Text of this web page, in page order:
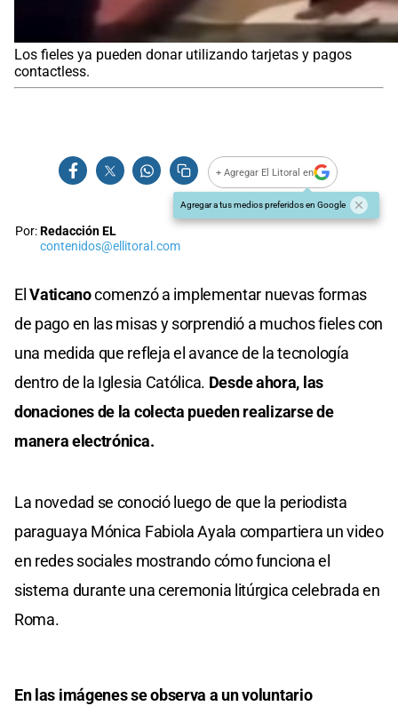
Los fieles ya pueden donar utilizando tarjetas y pagos
contactless.
+ Agregar El Litoral en
Agregar a tus medios preferidos en Google
Por:Redacción EL
contenidos@ellitoral.com
ElVaticanocomenzó a implementar nuevas formas
de pago en las misas y sorprendió a muchos fieles con
una medida que refleja el avance de la tecnología
dentro de la Iglesia Católica. Desde ahora, las
donaciones de la colecta pueden realizarse de
manera electrónica.
La novedad se conoció luego de que la periodista
paraguaya Mónica Fabiola Ayala compartiera un video
en redes sociales mostrando cómo funciona el
sistema durante una ceremonia litúrgica celebrada en
Roma.
En las imágenes se observa a un voluntario